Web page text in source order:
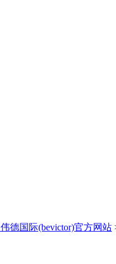
伟德国际(bevictor)官方网站